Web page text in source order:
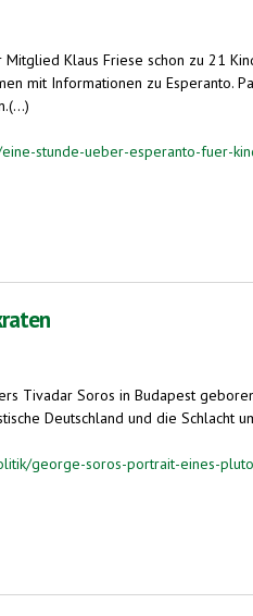
Klaus Friese schon zu 21
mit Informationen zu Esperanto.
stunde-ueber-esperanto-fuer-
Vorschule
Tivadar Soros in Budapest
Deutschland und die Schlacht
george-soros-portrait-eines-